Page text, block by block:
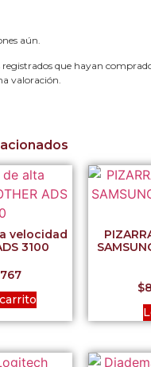
aún.
registrados que hayan
valoración.
velocidad
3100
$